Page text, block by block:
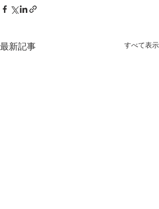
最新記事 すべて表示